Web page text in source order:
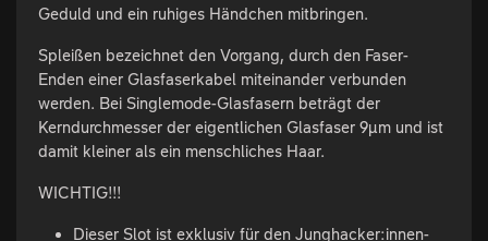
Geduld und ein ruhiges Händchen mitbringen.
Spleißen bezeichnet den Vorgang, durch den Faser-
Enden einer Glasfaserkabel miteinander verbunden
werden. Bei Singlemode-Glasfasern beträgt der
Kerndurchmesser der eigentlichen Glasfaser 9µm und ist
damit kleiner als ein menschliches Haar.
WICHTIG!!!
Dieser Slot ist exklusiv für den Junghacker:innen-